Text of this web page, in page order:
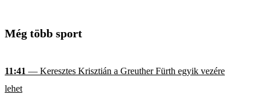
Még több sport
11:41 — Keresztes Krisztián a Greuther Fürth egyik vezére
lehet